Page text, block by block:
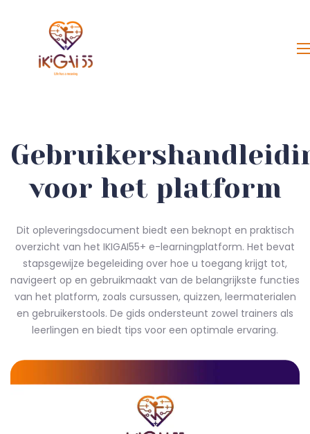
voor het platform
Dit opleveringsdocument biedt een beknopt en praktisch
overzicht van het IKIGAI55+ e-learningplatform. Het bevat
stapsgewijze begeleiding over hoe u toegang krijgt tot,
navigeert op en gebruikmaakt van de belangrijkste functies
van het platform, zoals cursussen, quizzen, leermaterialen
en gebruikerstools. De gids ondersteunt zowel trainers als
leerlingen en biedt tips voor een optimale ervaring.